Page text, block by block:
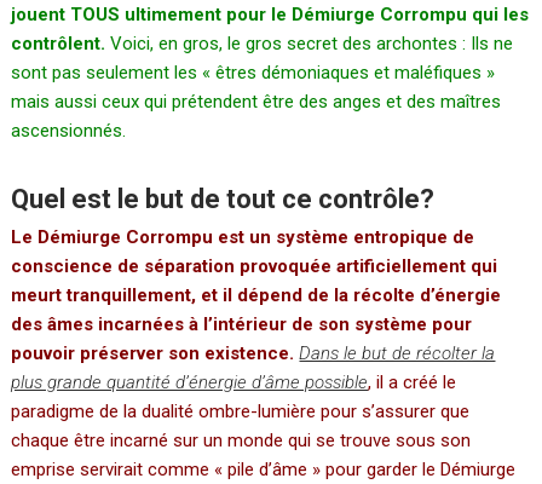
jouent TOUS ultimement pour le Démiurge Corrompu qui les
contrôlent.Voici, en gros, le gros secret des archontes : Ils ne
sont pas seulement les « êtres démoniaques et maléfiques »
mais aussi ceux qui prétendent être des anges et des maîtres
ascensionnés.
Quel est le but de tout ce contrôle?
Le Démiurge Corrompu est un système entropique de
conscience de séparation provoquée artificiellement qui
meurt tranquillement, et il dépend de la récolte d’énergie
des âmes incarnées à l’intérieur de son système pour
pouvoir préserver son existence.Dans le but de récolter la
plus grande quantité d’énergie d’âme possible, il a créé le
paradigme de la dualité ombre-lumière pour s’assurer que
chaque être incarné sur un monde qui se trouve sous son
emprise servirait comme « pile d’âme » pour garder le Démiurge